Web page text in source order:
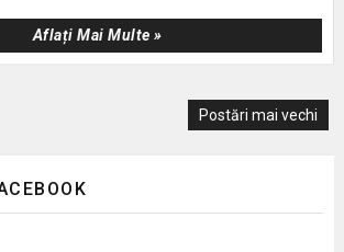
Aflați Mai Multe »
Postări mai vechi